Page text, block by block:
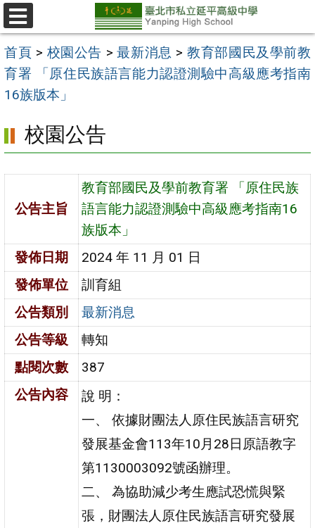
跳
至
主
要
內
選
單
首頁 > 校園公告 >最新消息 > 教育部國民及學前教
育署 「原住民族語言能力認證測驗中高級應考指南
16族版本」
校園公告
公告主旨
教育部國民及學前教育署 「原住民族
語言能力認證測驗中高級應考指南16
族版本」
發佈日期
2024 年 11 月 01 日
發佈單位
訓育組
公告類別
最新消息
公告等級
轉知
點閱次數
387
公告內容
說 明：
一、 依據財團法人原住民族語言研究
發展基金會113年10月28日原語教字
第1130003092號函辦理。
二、 為協助減少考生應試恐慌與緊
張，財團法人原住民族語言研究發展